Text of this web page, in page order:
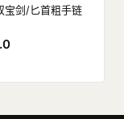
剑/匕首粗手链